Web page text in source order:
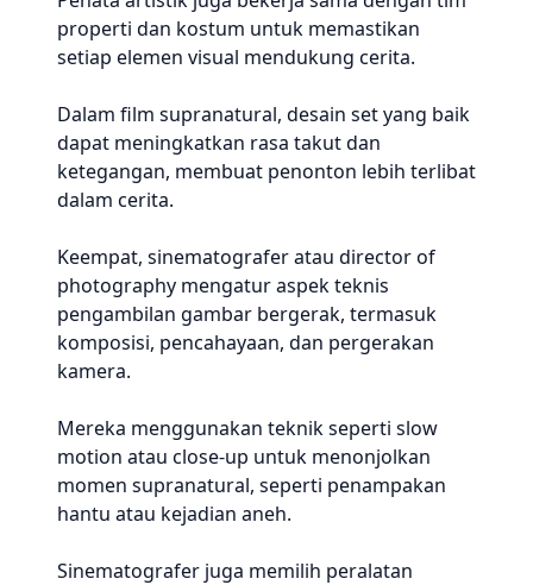
properti dan kostum untuk memastikan
setiap elemen visual mendukung cerita.
Dalam film supranatural, desain set yang baik
dapat meningkatkan rasa takut dan
ketegangan, membuat penonton lebih terlibat
dalam cerita.
Keempat, sinematografer atau director of
photography mengatur aspek teknis
pengambilan gambar bergerak, termasuk
komposisi, pencahayaan, dan pergerakan
kamera.
Mereka menggunakan teknik seperti slow
motion atau close-up untuk menonjolkan
momen supranatural, seperti penampakan
hantu atau kejadian aneh.
Sinematografer juga memilih peralatan